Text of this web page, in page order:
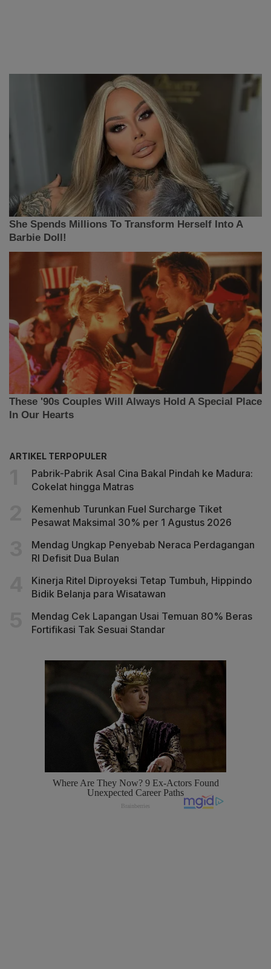
ARTIKEL TERPOPULER
Pabrik-Pabrik Asal Cina Bakal Pindah ke Madura:
Cokelat hingga Matras
Kemenhub Turunkan Fuel Surcharge Tiket
Pesawat Maksimal 30% per 1 Agustus 2026
Mendag Ungkap Penyebab Neraca Perdagangan
RI Defisit Dua Bulan
Kinerja Ritel Diproyeksi Tetap Tumbuh, Hippindo
Bidik Belanja para Wisatawan
Mendag Cek Lapangan Usai Temuan 80% Beras
Fortifikasi Tak Sesuai Standar